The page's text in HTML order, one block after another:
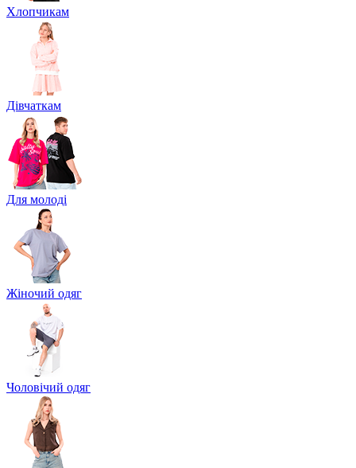
Хлопчикам
Дівчаткам
Для молоді
Жіночий одяг
Чоловічий одяг